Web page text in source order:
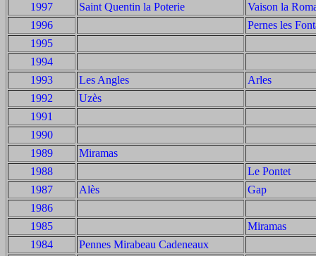
1997
Saint Quentin la Poterie
Vaison la
1996
Pernes les
1995
1994
1993
Les Angles
Arles
1992
Uzès
1991
1990
1989
Miramas
1988
Le Pontet
1987
Alès
Gap
1986
1985
Miramas
1984
Pennes Mirabeau Cadeneaux